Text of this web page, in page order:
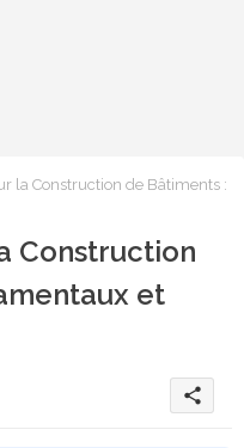
la Construction de Bâtiments :
Construction
et
share